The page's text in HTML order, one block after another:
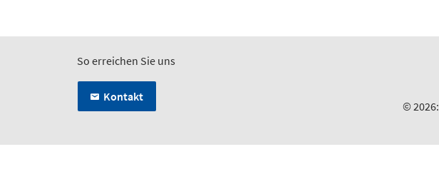
So erreichen Sie uns
Kontakt
© 2026: